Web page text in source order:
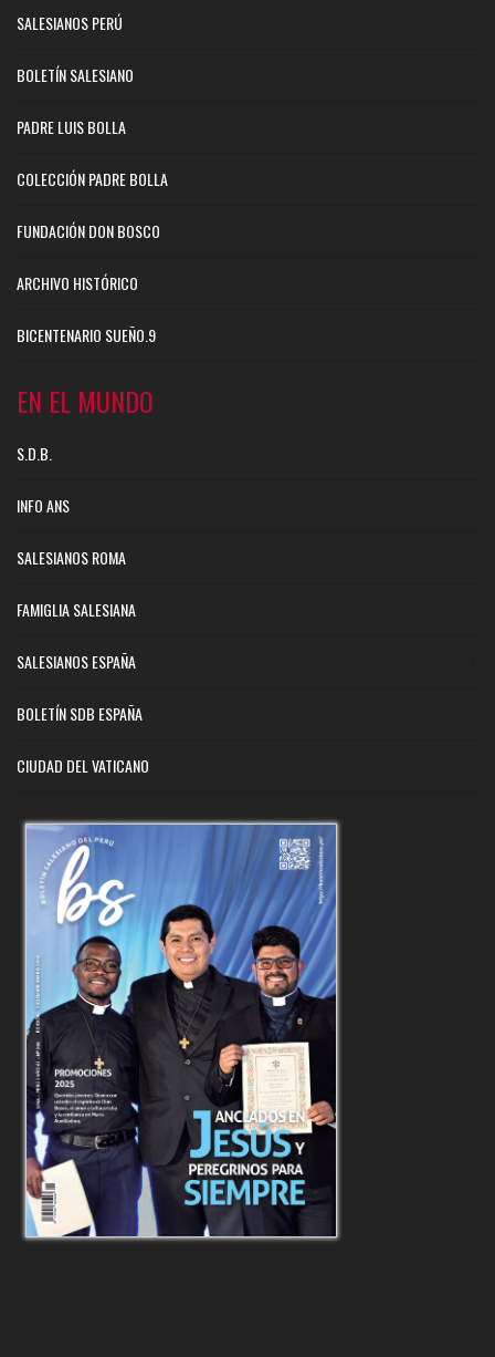
SALESIANOS PERÚ
BOLETÍN SALESIANO
PADRE LUIS BOLLA
COLECCIÓN PADRE BOLLA
FUNDACIÓN DON BOSCO
ARCHIVO HISTÓRICO
BICENTENARIO SUEÑO.9
EN EL MUNDO
S.D.B.
INFO ANS
SALESIANOS ROMA
FAMIGLIA SALESIANA
SALESIANOS ESPAÑA
BOLETÍN SDB ESPAÑA
CIUDAD DEL VATICANO